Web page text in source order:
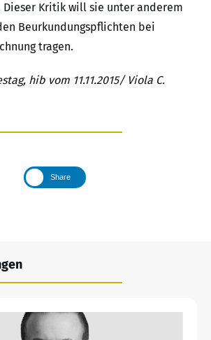
Dieser Kritik will sie unter anderem
Beurkundungspflichten bei
tragen.
hib vom 11.11.2015/ Viola C.
Share